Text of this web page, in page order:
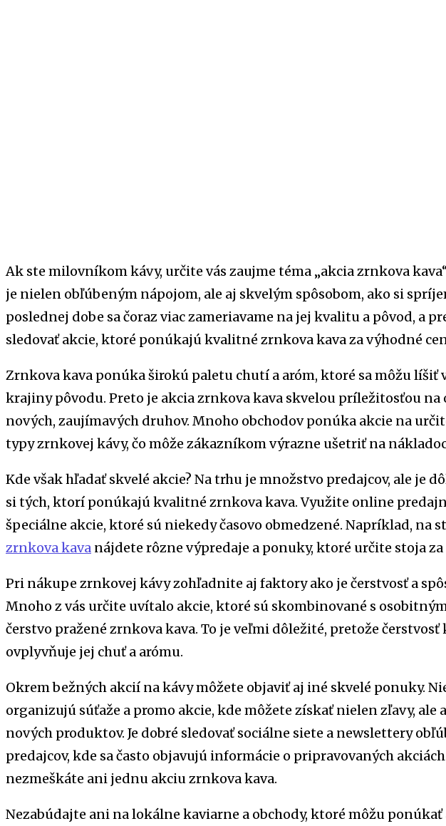
Ak ste milovníkom kávy, určite vás zaujme téma „akcia zrnkova
je nielen obľúbeným nápojom, ale aj skvelým spôsobom, ako si
poslednej dobe sa čoraz viac zameriavame na jej kvalitu a pôvod, a
sledovať akcie, ktoré ponúkajú kvalitné zrnkova kava za výhodné
Zrnkova kava ponúka širokú paletu chutí a aróm, ktoré sa môžu líšiť
krajiny pôvodu. Preto je akcia zrnkova kava skvelou príležitosťou na
nových, zaujímavých druhov. Mnoho obchodov ponúka akcie na
typy zrnkovej kávy, čo môže zákazníkom výrazne ušetriť na
Kde však hľadať skvelé akcie? Na trhu je množstvo predajcov, ale je
si tých, ktorí ponúkajú kvalitné zrnkova kava. Využite online
špeciálne akcie, ktoré sú niekedy časovo obmedzené. Napríklad, na
zrnkova kava nájdete rôzne výpredaje a ponuky, ktoré určite stoja za
Pri nákupe zrnkovej kávy zohľadnite aj faktory ako je čerstvosť a
Mnoho z vás určite uvítalo akcie, ktoré sú skombinované s
čerstvo pražené zrnkova kava. To je veľmi dôležité, pretože čerstvosť
ovplyvňuje jej chuť a arómu.
Okrem bežných akcií na kávy môžete objaviť aj iné skvelé ponuky.
organizujú súťaže a promo akcie, kde môžete získať nielen zľavy, ale
nových produktov. Je dobré sledovať sociálne siete a newslettery
predajcov, kde sa často objavujú informácie o pripravovaných
nezmeškáte ani jednu akciu zrnkova kava.
Nezabúdajte ani na lokálne kaviarne a obchody, ktoré môžu ponúkať